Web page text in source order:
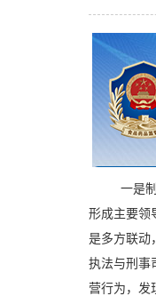
一是制定
形成主要领
是多方联动
执法与刑事
营行为，发